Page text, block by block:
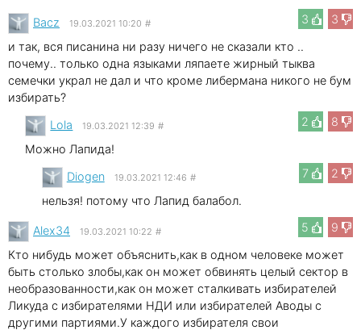
3
3
Bacz 19.03.2021 10:20 #
и так, вся писанина ни разу ничего не сказали кто ..
почему.. только одна языками ляпаете жирный тыква
семечки украл не дал и что кроме либермана никого не бум
избирать?
2
8
Lola 19.03.2021 12:39 #
Можно Лапида!
7
2
Diogen 19.03.2021 12:46 #
нельзя! потому что Лапид балабол.
5
9
Alex34 19.03.2021 10:22 #
Кто нибудь может объяснить,как в одном человеке может
быть столько злобы,как он может обвинять целый сектор в
необразованности,как он может сталкивать избирателей
Ликуда с избирателями НДИ или избирателей Аводы с
другими партиями.У каждого избирателя свои